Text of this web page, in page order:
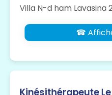
Villa N-d ham Lavasina
☎